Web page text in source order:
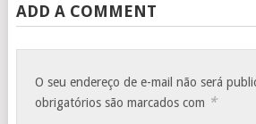
ADD A COMMENT
O seu endereço de e-mail não será
obrigatórios são marcados com *